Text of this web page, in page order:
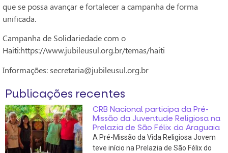
que se possa avançar e fortalecer a campanha de forma
unificada.
Campanha de Solidariedade com o
Haiti:https://www.jubileusul.org.br/temas/haiti
Informações: secretaria@jubileusul.org.br
Publicações recentes
CRB Nacional participa da Pré-
Missão da Juventude Religiosa na
Prelazia de São Félix do Araguaia
A Pré-Missão da Vida Religiosa Jovem
teve início na Prelazia de São Félix do